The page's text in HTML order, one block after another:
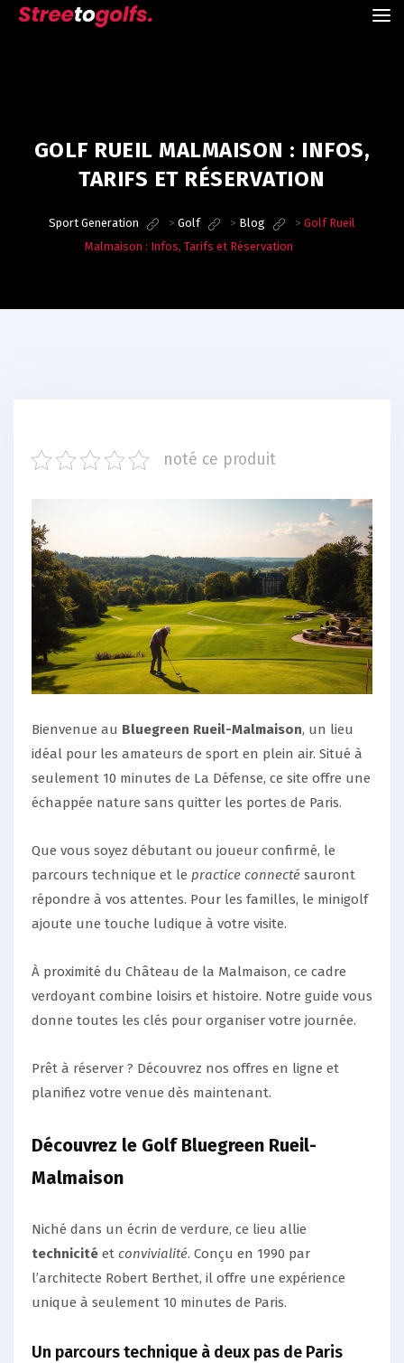
GOLF RUEIL MALMAISON : INFOS,
TARIFS ET RÉSERVATION
Sport Generation > Golf > Blog > Golf Rueil
Malmaison : Infos, Tarifs et Réservation
noté ce produit
Bienvenue au Bluegreen Rueil-Malmaison, un lieu
idéal pour les amateurs de sport en plein air. Situé à
seulement 10 minutes de La Défense, ce site offre une
échappée nature sans quitter les portes de Paris.
Que vous soyez débutant ou joueur confirmé, le
parcours technique et le practice connecté sauront
répondre à vos attentes. Pour les familles, le minigolf
ajoute une touche ludique à votre visite.
À proximité du Château de la Malmaison, ce cadre
verdoyant combine loisirs et histoire. Notre guide vous
donne toutes les clés pour organiser votre journée.
Prêt à réserver ? Découvrez nos offres en ligne et
planifiez votre venue dès maintenant.
Découvrez le Golf Bluegreen Rueil-
Malmaison
Niché dans un écrin de verdure, ce lieu allie
technicité et convivialité. Conçu en 1990 par
l’architecte Robert Berthet, il offre une expérience
unique à seulement 10 minutes de Paris.
Un parcours technique à deux pas de Paris